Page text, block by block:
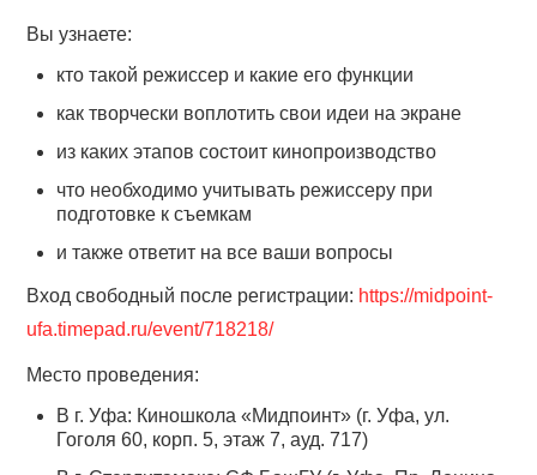
Вы узнаете:
кто такой режиссер и какие его функции
как творчески воплотить свои идеи на экране
из каких этапов состоит кинопроизводство
что необходимо учитывать режиссеру при
подготовке к съемкам
и также ответит на все ваши вопросы
Вход свободный после регистрации: https://midpoint-
ufa.timepad.ru/event/718218/
Место проведения:
В г. Уфа: Киношкола «Мидпоинт» (г. Уфа, ул.
Гоголя 60, корп. 5, этаж 7, ауд. 717)